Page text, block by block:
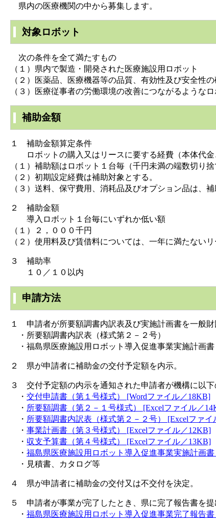
県内の医療機関の中から募集します。
対象ロボット
次の条件を全て満たすもの
（１）県内で製造・開発された医療施設用ロボット
（２）医薬品、医療機器等の品質、有効性及び安全性
（３）医療従事者の労働環境の改善につながるようなロ
補助金額
１ 補助金額算定条件
ロボットの購入又はリースに要する経費（本体代金
（１）補助額はロボット１台毎（千円未満の端数切り捨
（２）初期設定経費は補助対象とする。
（３）送料、保守費用、消耗品及びオプション品は、補
２ 補助金額
導入ロボット１台毎にいずれか低い額
（１）２，０００千円
（２）使用料及び賃借料については、一年に満たない
３ 補助率
１０／１０以内
申請方法
１ 申請者が所要額調書内訳表及び実施計画書を一般
・所要額調書内訳表（様式第２－２号）
・福島県医療施設用ロボット導入促進事業実施計画書
２ 県が申請者に補助金の交付予定額を内示。
３ 交付予定額の内示を通知された申請者が機構に以下
・ 交付申請書（第１号様式） [Wordファイル／18KB]
・ 所要額調書（第２－１号様式） [Excelファイル／
・ 所要額調書内訳表（様式第２－２号） [Excelファイ
・ 事業計画書（第３号様式） [Excelファイル／12KB]
・ 収支予算書（第４号様式） [Excelファイル／13KB]
・ 福島県医療施設用ロボット導入促進事業実施計画
・見積書、カタログ等
４ 県が申請者に補助金の交付又は不交付を決定。
５ 申請者が事業が完了したとき、県に完了報告書を提
・ 福島県医療施設用ロボット導入促進事業完了報告